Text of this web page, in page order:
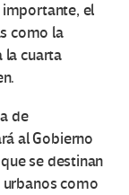
el
como la
la cuarta
de
al Gobierno
se destinan
como